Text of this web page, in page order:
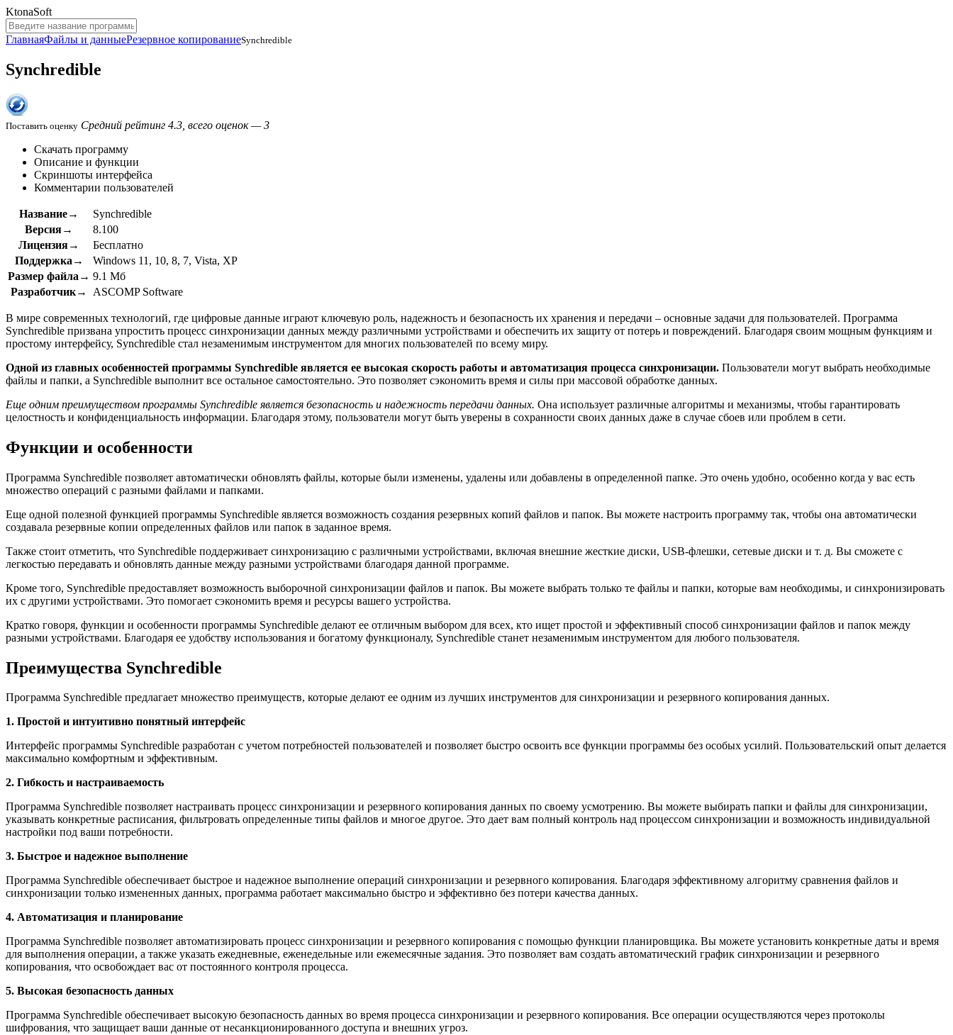
KtonaSoft
ГлавнаяФайлы и данныеРезервное копированиеSynchredible
Synchredible
Поставить оценку Средний рейтинг 4.3, всего оценок — 3
Скачать программу
Описание и функции
Скриншоты интерфейса
Комментарии пользователей
Название→
Synchredible
Версия→
8.100
Лицензия→
Бесплатно
Поддержка→
Windows 11, 10, 8, 7, Vista, XP
Размер файла→ 9.1 Мб
Разработчик→
ASCOMP Software
В мире современных технологий, где цифровые данные играют ключевую роль, надежность и безопасность их хранения и передачи – основные задачи для пользователей. Программа
Synchredible призвана упростить процесс синхронизации данных между различными устройствами и обеспечить их защиту от потерь и повреждений. Благодаря своим мощным функциям и
простому интерфейсу, Synchredible стал незаменимым инструментом для многих пользователей по всему миру.
Одной из главных особенностей программы Synchredible является ее высокая скорость работы и автоматизация процесса синхронизации. Пользователи могут выбрать необходимые
файлы и папки, а Synchredible выполнит все остальное самостоятельно. Это позволяет сэкономить время и силы при массовой обработке данных.
Еще одним преимуществом программы Synchredible является безопасность и надежность передачи данных. Она использует различные алгоритмы и механизмы, чтобы гарантировать
целостность и конфиденциальность информации. Благодаря этому, пользователи могут быть уверены в сохранности своих данных даже в случае сбоев или проблем в сети.
Функции и особенности
Программа Synchredible позволяет автоматически обновлять файлы, которые были изменены, удалены или добавлены в определенной папке. Это очень удобно, особенно когда у вас есть
множество операций с разными файлами и папками.
Еще одной полезной функцией программы Synchredible является возможность создания резервных копий файлов и папок. Вы можете настроить программу так, чтобы она автоматически
создавала резервные копии определенных файлов или папок в заданное время.
Также стоит отметить, что Synchredible поддерживает синхронизацию с различными устройствами, включая внешние жесткие диски, USB-флешки, сетевые диски и т. д. Вы сможете с
легкостью передавать и обновлять данные между разными устройствами благодаря данной программе.
Кроме того, Synchredible предоставляет возможность выборочной синхронизации файлов и папок. Вы можете выбрать только те файлы и папки, которые вам необходимы, и синхронизировать
их с другими устройствами. Это помогает сэкономить время и ресурсы вашего устройства.
Кратко говоря, функции и особенности программы Synchredible делают ее отличным выбором для всех, кто ищет простой и эффективный способ синхронизации файлов и папок между
разными устройствами. Благодаря ее удобству использования и богатому функционалу, Synchredible станет незаменимым инструментом для любого пользователя.
Преимущества Synchredible
Программа Synchredible предлагает множество преимуществ, которые делают ее одним из лучших инструментов для синхронизации и резервного копирования данных.
1. Простой и интуитивно понятный интерфейс
Интерфейс программы Synchredible разработан с учетом потребностей пользователей и позволяет быстро освоить все функции программы без особых усилий. Пользовательский опыт делается
максимально комфортным и эффективным.
2. Гибкость и настраиваемость
Программа Synchredible позволяет настраивать процесс синхронизации и резервного копирования данных по своему усмотрению. Вы можете выбирать папки и файлы для синхронизации,
указывать конкретные расписания, фильтровать определенные типы файлов и многое другое. Это дает вам полный контроль над процессом синхронизации и возможность индивидуальной
настройки под ваши потребности.
3. Быстрое и надежное выполнение
Программа Synchredible обеспечивает быстрое и надежное выполнение операций синхронизации и резервного копирования. Благодаря эффективному алгоритму сравнения файлов и
синхронизации только измененных данных, программа работает максимально быстро и эффективно без потери качества данных.
4. Автоматизация и планирование
Программа Synchredible позволяет автоматизировать процесс синхронизации и резервного копирования с помощью функции планировщика. Вы можете установить конкретные даты и время
для выполнения операции, а также указать ежедневные, еженедельные или ежемесячные задания. Это позволяет вам создать автоматический график синхронизации и резервного
копирования, что освобождает вас от постоянного контроля процесса.
5. Высокая безопасность данных
Программа Synchredible обеспечивает высокую безопасность данных во время процесса синхронизации и резервного копирования. Все операции осуществляются через протоколы
шифрования, что защищает ваши данные от несанкционированного доступа и внешних угроз.